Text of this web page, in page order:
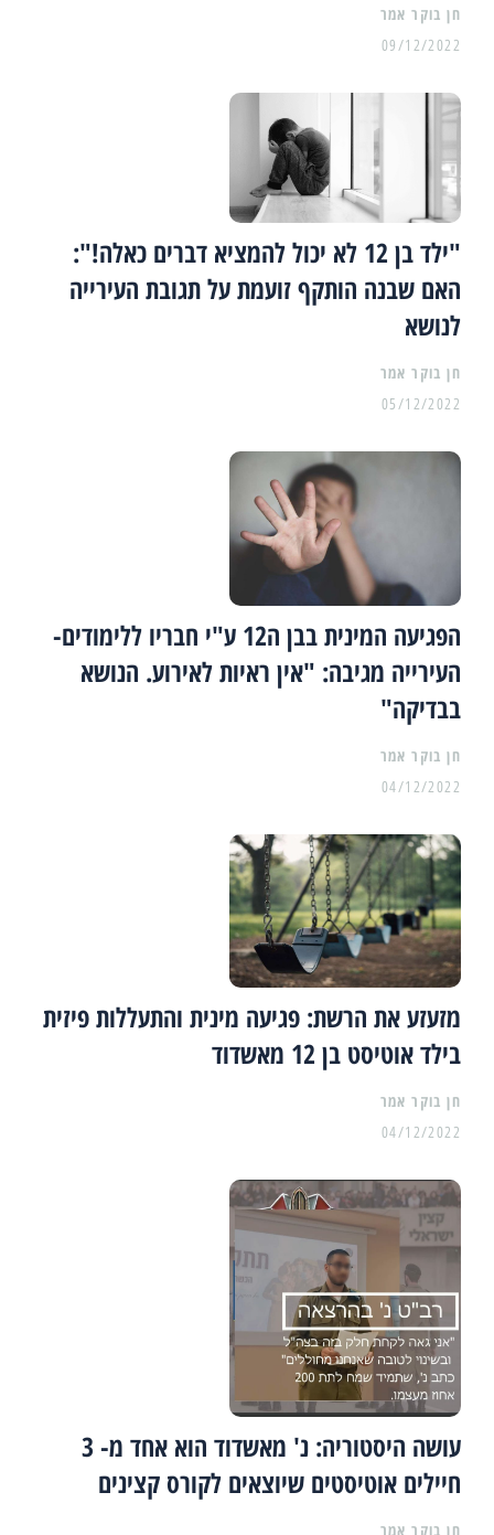
09/12/2022
"ילד בן 12 לא יכול להמציא דברים כאלה!":
האם שבנה הותקף זועמת על תגובת העירייה
לנושא
05/12/2022
הפגיעה המינית בבן ה12 ע"י חבריו ללימודים-
העירייה מגיבה: "אין ראיות לאירוע. הנושא
בבדיקה"
04/12/2022
מזעזע את הרשת: פגיעה מינית והתעללות פיזית
בילד אוטיסט בן 12 מאשדוד
04/12/2022
עושה היסטוריה: נ' מאשדוד הוא אחד מ- 3
חיילים אוטיסטים שיוצאים לקורס קצינים